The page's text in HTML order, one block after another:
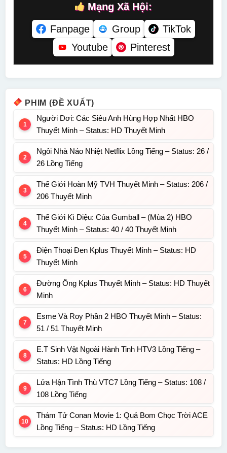
Mạng Xã Hội:
Fanpage
Group
TikTok
Youtube
Pinterest
PHIM (ĐỀ XUẤT)
Người Dơi: Các Siêu Anh Hùng Hợp Nhất HBO
Thuyết Minh – Status: HD Thuyết Minh
Ngôi Nhà Náo Nhiệt Netflix Lồng Tiếng – Status: 26 /
26 Lồng Tiếng
Thế Giới Hoàn Mỹ TVH Thuyết Minh – Status: 206 /
206 Thuyết Minh
Thế Giới Kì Diệu: Của Gumball – (Mùa 2) HBO
Thuyết Minh – Status: 40 / 40 Thuyết Minh
Điện Thoại Đen Kplus Thuyết Minh – Status: HD
Thuyết Minh
Đường Ống Kplus Thuyết Minh – Status: HD Thuyết
Minh
Esme Và Roy Phần 2 HBO Thuyết Minh – Status:
51 / 51 Thuyết Minh
E.T Sinh Vật Ngoài Hành Tinh HTV3 Lồng Tiếng –
Status: HD Lồng Tiếng
Lửa Hận Tình Thù VTC7 Lồng Tiếng – Status: 108 /
108 Lồng Tiếng
Thám Tử Conan Movie 1: Quả Bom Chọc Trời ACE
Lồng Tiếng – Status: HD Lồng Tiếng